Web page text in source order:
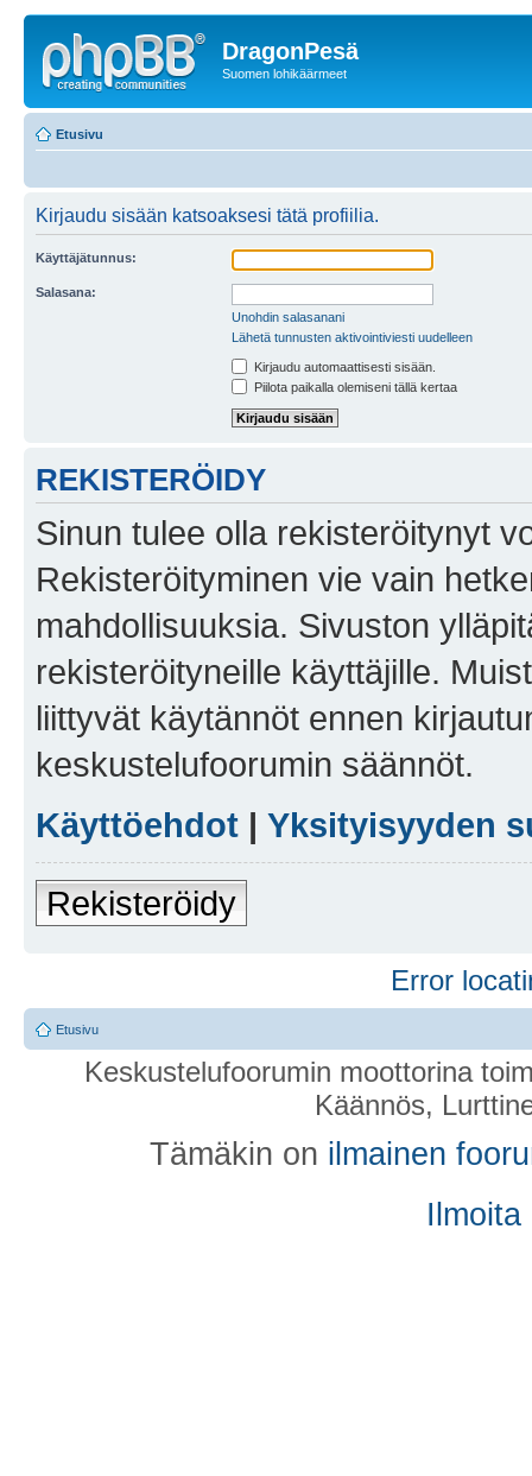
DragonPesä
Suomen lohikäärmeet
Etusivu
Kirjaudu sisään katsoaksesi tätä profiilia.
Käyttäjätunnus:
Salasana:
Unohdin salasanani
Lähetä tunnusten aktivointiviesti uudelleen
Kirjaudu automaattisesti sisään.
Piilota paikalla olemiseni tällä kertaa
REKISTERÖIDY
Sinun tulee olla rekisteröitynyt
Rekisteröityminen vie vain
mahdollisuuksia. Sivuston
rekisteröityneille käyttäjille.
liittyvät käytännöt ennen
keskustelufoorumin säännöt.
Käyttöehdot | Yksityisyyden
Rekisteröidy
Error
Etusivu
Keskustelufoorumin moottorina
Käännös,
Tämäkin on ilmainen